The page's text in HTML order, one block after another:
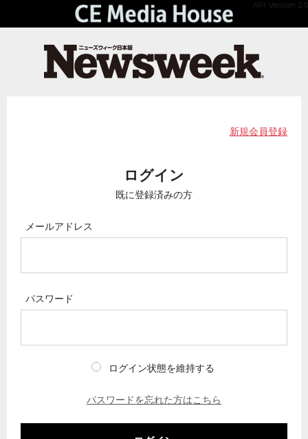
API Version 2.0
新規会員登録
ログイン
既に登録済みの方
メールアドレス
パスワード
ログイン状態を維持する
パスワードを忘れた方はこちら